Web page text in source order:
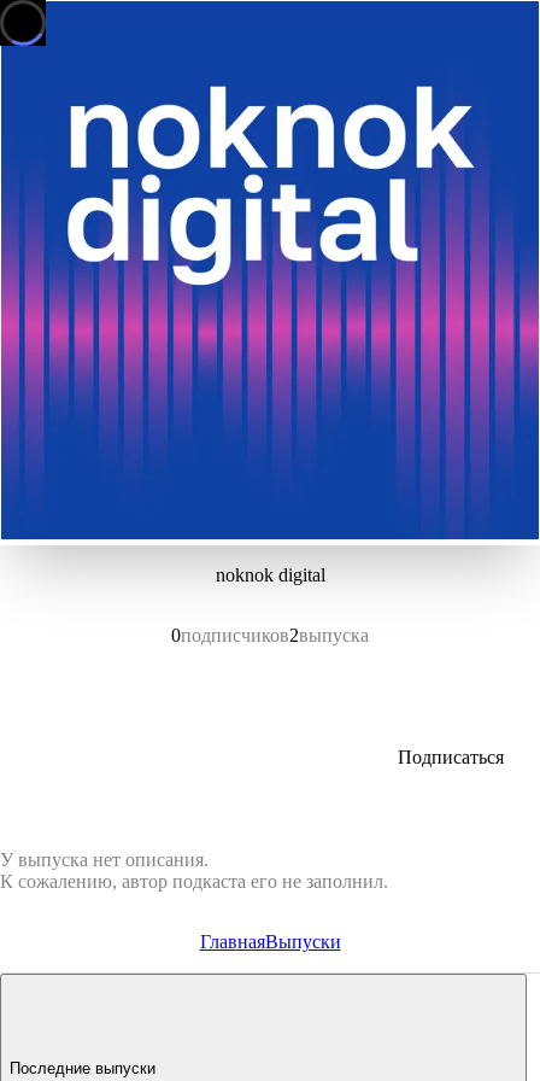
noknok digital
0подписчиков2выпуска
Подписаться
У выпуска нет описания.
К сожалению, автор подкаста его не заполнил.
ГлавнаяВыпуски
Последние выпуски